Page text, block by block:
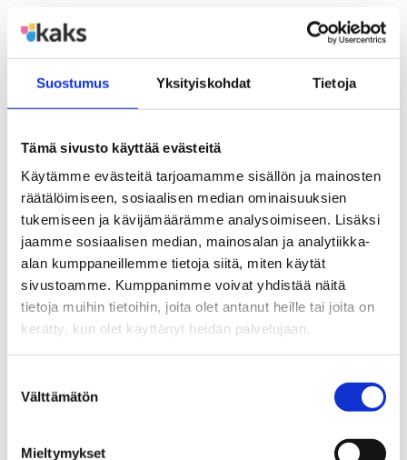
Suostumus Yksityiskohdat Tietoja
Tämä sivusto käyttää evästeitä
Käytämme evästeitä tarjoamamme sisällön ja mainosten
räätälöimiseen, sosiaalisen median ominaisuuksien
tukemiseen ja kävijämäärämme analysoimiseen. Lisäksi
jaamme sosiaalisen median, mainosalan ja analytiikka-
alan kumppaneillemme tietoja siitä, miten käytät
sivustoamme. Kumppanimme voivat yhdistää näitä
tietoja muihin tietoihin, joita olet antanut heille tai joita on
kerätty, kun olet käyttänyt heidän palvelujaan.
valinta
Välttämätön
Mieltymykset
Vakuutusrahastopohjaiset mallit saivat vain 12 prosentin
kannatuksen. Kantansa jätti ilmaisematta joka kymmenes (11 %).
myös tulevaisuudessa. Tätä mieltä on kaksi kolmesta (61 %)
KAKS – Kunnallisalan kehittämissäätiön SurveyPal-
14.–21.4.2015 välisenä aikana. Kysymysten taustalla olivat
eduskunnan perustuslakivaliokunnan keväiset linjaukset sosiaali- ja
terveyspalvelujen järjestämisestä sekä parlamentaarisen työryhmän
esittämät vaihtoehdot sote-palvelujen rahoittamiseksi.
Lisätietoja: Asiamies Antti Mykkänen, 0400-570087
Sote-kysely kuntajohtajille.pdf
Jaa